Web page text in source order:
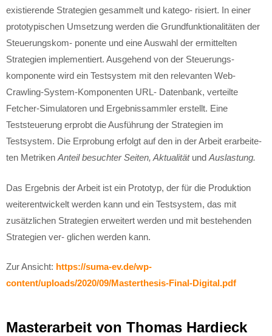
existierende Strategien gesammelt und katego- risiert. In einer
prototypischen Umsetzung werden die Grundfunktionalitäten der
Steuerungskom- ponente und eine Auswahl der ermittelten
Strategien implementiert. Ausgehend von der Steuerungs-
komponente wird ein Testsystem mit den relevanten Web-
Crawling-System-Komponenten URL- Datenbank, verteilte
Fetcher-Simulatoren und Ergebnissammler erstellt. Eine
Teststeuerung erprobt die Ausführung der Strategien im
Testsystem. Die Erprobung erfolgt auf den in der Arbeit erarbeite-
ten Metriken Anteil besuchter Seiten, Aktualität und Auslastung.
Das Ergebnis der Arbeit ist ein Prototyp, der für die Produktion
weiterentwickelt werden kann und ein Testsystem, das mit
zusätzlichen Strategien erweitert werden und mit bestehenden
Strategien ver- glichen werden kann.
Zur Ansicht: https://suma-ev.de/wp-
content/uploads/2020/09/Masterthesis-Final-Digital.pdf
Masterarbeit von Thomas Hardieck